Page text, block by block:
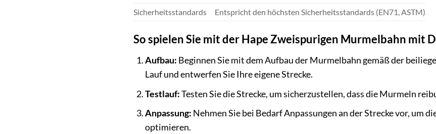
Sicherheitsstandards
Entspricht den höchsten Sicherheitsstandards (EN71, ASTM)
So spielen Sie mit der Hape Zweispurigen Murmelbahn mit
Aufbau: Beginnen Sie mit dem Aufbau der Murmelbahn gemäß der
Lauf und entwerfen Sie Ihre eigene Strecke.
Testlauf:Testen Sie die Strecke, um sicherzustellen, dass die Murmeln
Anpassung: Nehmen Sie bei Bedarf Anpassungen an der Strecke vor, um
optimieren.